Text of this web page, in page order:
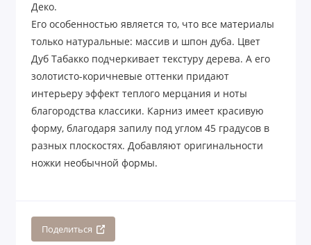
Деко.
Его особенностью является то, что все материалы
только натуральные: массив и шпон дуба. Цвет
Дуб Табакко подчеркивает текстуру дерева. А его
золотисто-коричневые оттенки придают
интерьеру эффект теплого мерцания и ноты
благородства классики. Карниз имеет красивую
форму, благодаря запилу под углом 45 градусов в
разных плоскостях. Добавляют оригинальности
ножки необычной формы.
Поделиться